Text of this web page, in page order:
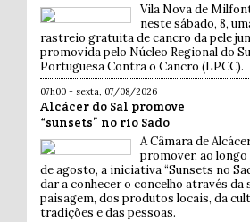
Vila Nova de
neste sábado, 8,
rastreio gratuita de cancro da pele
promovida pelo Núcleo Regional do
Portuguesa Contra o Cancro (LPCC).
07h00 - sexta, 07/08/2026
Alcácer do Sal promove
“sunsets” no rio Sado
A Câmara de
promover, ao longo
de agosto, a iniciativa “Sunsets no
dar a conhecer o concelho através da
paisagem, dos produtos locais, da
tradições e das pessoas.